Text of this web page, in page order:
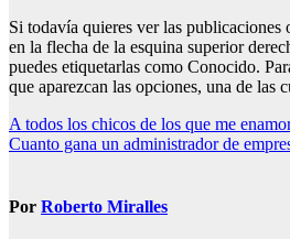
Si todavía quieres ver las publicaciones
en la flecha de la esquina superior
puedes etiquetarlas como Conocido.
que aparezcan las opciones, una de las
Navegación
de
A todos los chicos de los que me
Cuanto gana un administrador de
Por Roberto Miralles